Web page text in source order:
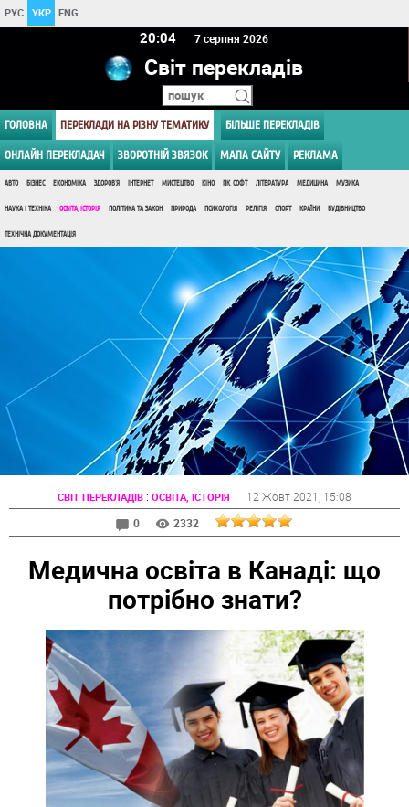
РУС УКР ENG
20 04 7 серпня 2026
Світ перекладів
ГОЛОВНА ПЕРЕКЛАДИ НА РІЗНУ ТЕМАТИКУ БІЛЬШЕ ПЕРЕКЛАДІВ
ОНЛАЙН ПЕРЕКЛАДАЧ ЗВОРОТНІЙ ЗВЯЗОК МАПА САЙТУ РЕКЛАМА
АВТО БІЗНЕС ЕКОНОМІКА ЗДОРОВ'Я ІНТЕРНЕТ МИСТЕЦТВО КІНО ПК, СОФТ ЛІТЕРАТУРА МЕДИЦИНА МУЗИКА
НАУКА І ТЕХНІКА ОСВІТА, ІСТОРІЯ ПОЛІТИКА ТА ЗАКОН ПРИРОДА ПСИХОЛОГІЯ РЕЛІГІЯ СПОРТ КРАЇНИ БУДІВНИЦТВО
ТЕХНІЧНА ДОКУМЕНТАЦІЯ
СВІТ ПЕРЕКЛАДІВ : ОСВІТА, ІСТОРІЯ 12 Жовт 2021 , 15:08
0
2332
Медична освіта в Канаді: що
потрібно знати?